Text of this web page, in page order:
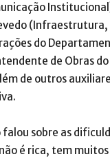
do
de Obras
de outros
sobre as
é rica, tem